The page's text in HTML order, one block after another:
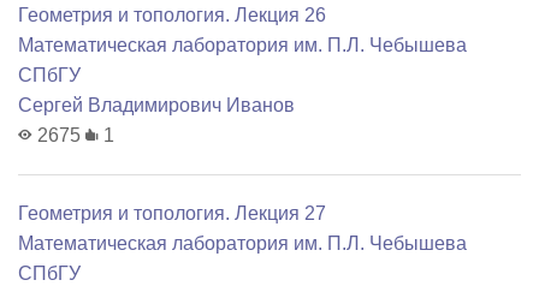
Геометрия и топология. Лекция 26
Математичеcкая лаборатория им. П.Л. Чебышева
СПбГУ
Сергей Владимирович Иванов
2675
1
Геометрия и топология. Лекция 27
Математичеcкая лаборатория им. П.Л. Чебышева
СПбГУ